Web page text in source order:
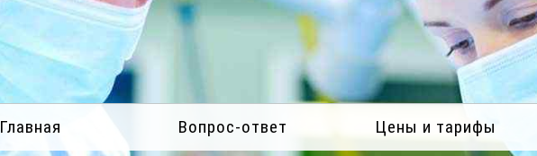
Главная Вопрос-ответ Цены и тарифы